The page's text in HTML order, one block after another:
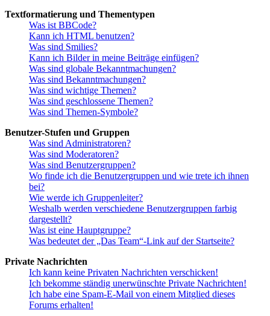
Textformatierung und Thementypen
Was ist BBCode?
Kann ich HTML benutzen?
Was sind Smilies?
Kann ich Bilder in meine Beiträge einfügen?
Was sind globale Bekanntmachungen?
Was sind Bekanntmachungen?
Was sind wichtige Themen?
Was sind geschlossene Themen?
Was sind Themen-Symbole?
Benutzer-Stufen und Gruppen
Was sind Administratoren?
Was sind Moderatoren?
Was sind Benutzergruppen?
Wo finde ich die Benutzergruppen und wie trete ich ihnen
bei?
Wie werde ich Gruppenleiter?
Weshalb werden verschiedene Benutzergruppen farbig
dargestellt?
Was ist eine Hauptgruppe?
Was bedeutet der „Das Team“-Link auf der Startseite?
Private Nachrichten
Ich kann keine Privaten Nachrichten verschicken!
Ich bekomme ständig unerwünschte Private Nachrichten!
Ich habe eine Spam-E-Mail von einem Mitglied dieses
Forums erhalten!